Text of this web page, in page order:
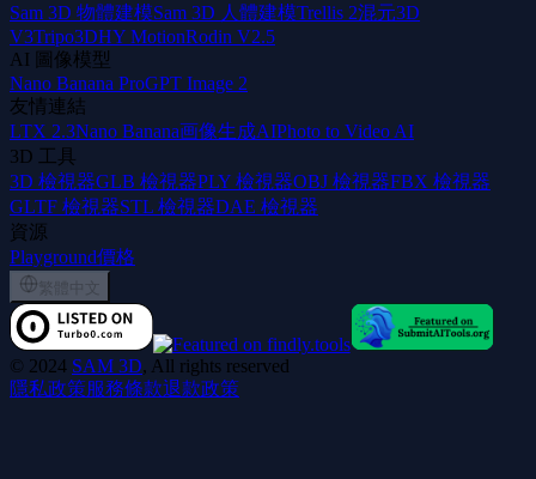
Sam 3D 物體建模Sam 3D 人體建模Trellis 2混元3D
V3Tripo3DHY MotionRodin V2.5
AI 圖像模型
Nano Banana ProGPT Image 2
友情連結
LTX 2.3Nano Banana画像生成AIPhoto to Video AI
3D 工具
3D 檢視器GLB 檢視器PLY 檢視器OBJ 檢視器FBX 檢視器
GLTF 檢視器STL 檢視器DAE 檢視器
資源
Playground價格
繁體中文
© 2024 SAM 3D, All rights reserved
隱私政策服務條款退款政策